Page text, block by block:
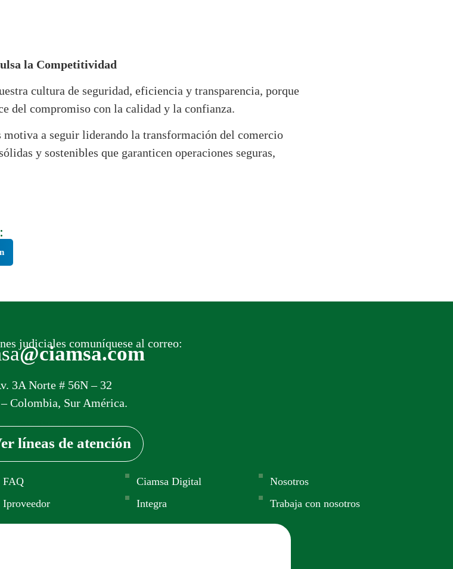
la Competitividad
cultura de seguridad, eficiencia y transparencia, porque
del compromiso con la calidad y la confianza.
motiva a seguir liderando la transformación del comercio
y sostenibles que garanticen operaciones seguras,
judiciales comuníquese al correo:
@ciamsa.com
3A Norte # 56N – 32
Colombia, Sur América.
líneas de atención
FAQ
Iproveedor
Ciamsa Digital
Integra
Nosotros
Trabaja con nosotros